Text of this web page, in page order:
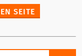
SEITE